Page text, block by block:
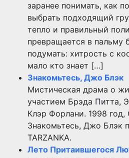
заранее понимать, как
выбрать подходящий
тепло и правильный
превращается в пальму
подумать: хитрость с
мало кто знает […]
Знакомьтесь, Джо Блэк
Мистическая драма о
участием Брэда Питта,
Клэр Форлани. 1998
Знакомьтесь, Джо Блэк
TARZANKA.
Лето Притаившегося